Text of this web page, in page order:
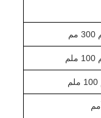
00 ملم
00 ملم
مم